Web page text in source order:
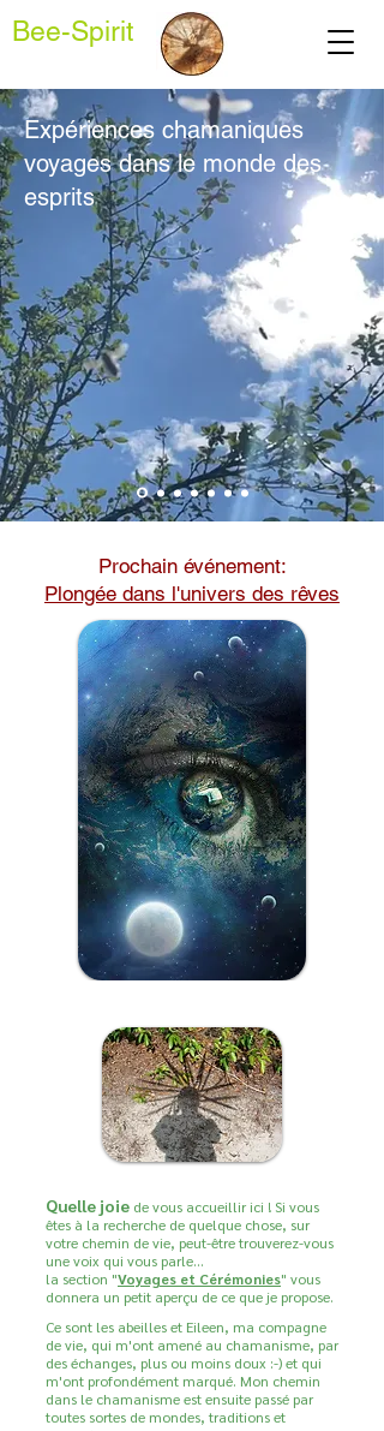
Bee-Spirit
Expériences chamaniques
voyagesdansle monde des
esprits
Prochain événement:
Plongée dans l'univers des rêves
Quelle joie de vous accueillir ici ! Si vous
êtes à la recherche de quelque chose, sur
votre chemin de vie, peut-être trouverez-vous
une voix qui vous parle...
la section "Voyages et Cérémonies" vous
donnera un petit aperçu de ce que je propose.
Ce sont les abeilles et Eileen, ma compagne
de vie, qui m'ont amené au chamanisme, par
des échanges, plus ou moins doux :-) et qui
m'ont profondément marqué. Mon chemin
dans le chamanisme est ensuite passé par
toutes sortes de mondes, traditions et